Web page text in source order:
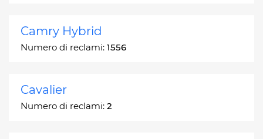
Camry Hybrid
Numero di reclami: 1556
Cavalier
Numero di reclami: 2